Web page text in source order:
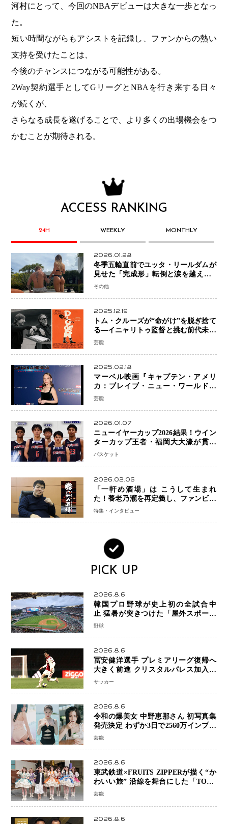
河村にとって、今回のNBAデビューは大きな一歩となっ
た。
短い時間ながらもアシストを記録し、ファンからの熱い
支持を受けたことは、
今後のチャンスにつながる可能性がある。
2Way契約選手としてGリーグとNBAを行き来する日々
が続くが、
さらなる成長を遂げることで、より多くの出場機会をつ
かむことが期待される。
ACCESS RANKING
24H WEEKLY MONTHLY
2026.01.28
冬季五輪直前でユッタ・リールダムが
見せた「完成形」転倒と涙を越えて─
ミラノで金を狙うオランダ女王の現在
その他
2025.12.19
トム・クルーズが“命がけ”を脱ぎ捨て
る―イニャリトゥ監督と挑む前代未聞
の大惨事コメディ「DIGGER ディガ
芸能
2025.02.18
マーベル映画『キャプテン・アメリ
カ：ブレイブ・ニュー・ワールド』
新ブラック・ウィドウ役のシラ・ハー
芸能
2026.01.07
ニューイヤーカップ2026結果！ウイン
ターカップ王者・福岡大大濠が貫禄
V！ 東山は“背番号継承”で新たな物語
バスケット
2026.02.06
「一軒め酒場」は こうして生まれ
た！養老乃瀧を再定義し、ファンビジ
ネスへ─養老乃瀧100％子会社・
る“地道な再発明”の経営哲学
特集・インタビュー
PICK UP
2026.8.6
韓国プロ野球が史上初の全試合中
止 猛暑が突きつけた「屋外スポーツ
の限界」 日本発のドーム型施設時代
野球
2026.8.6
冨安健洋選手 プレミアリーグ復帰へ
大きく前進 クリスタルパレス加入目
前 メディカルチェックも通過
サッカー
2026.8.6
令和の爆美女 中野恵那さん 初写真集
発売決定 わずか3日で2560万インプレ
ッションを記録した話題の美貌を凝縮
芸能
2026.8.6
東武鉄道×FRUITS ZIPPERが描く“か
わいい旅” 沿線を舞台にした「TOBU
KAWAII PROJECT」が開幕
芸能
2026.8.6